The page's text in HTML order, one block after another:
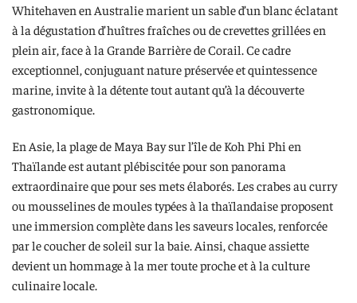
Whitehaven en Australie marient un sable d’un blanc éclatant
à la dégustation d’huîtres fraîches ou de crevettes grillées en
plein air, face à la Grande Barrière de Corail. Ce cadre
exceptionnel, conjuguant nature préservée et quintessence
marine, invite à la détente tout autant qu’à la découverte
gastronomique.
En Asie, la plage de Maya Bay sur l’île de Koh Phi Phi en
Thaïlande est autant plébiscitée pour son panorama
extraordinaire que pour ses mets élaborés. Les crabes au curry
ou mousselines de moules typées à la thaïlandaise proposent
une immersion complète dans les saveurs locales, renforcée
par le coucher de soleil sur la baie. Ainsi, chaque assiette
devient un hommage à la mer toute proche et à la culture
culinaire locale.